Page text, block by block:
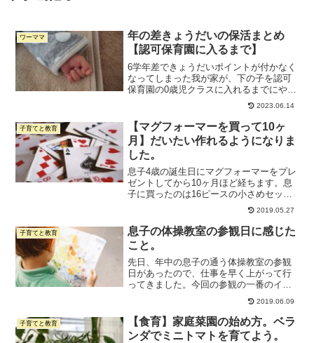
ワーママ
年の差きょうだいの保活まとめ
【認可保育園に入るまで】
6学年差できょうだいポイントが付かなく
なってしまった我が家が、下の子を認可
保育園の0歳児クラスに入れるまでにやっ
2023.06.14
子育てと教育
【マグフォーマーを買って10ヶ
月】だいたい作れるようになりま
した。
息子4歳の誕生日にマグフォーマーをプレ
ゼントしてから10ヶ月ほど経ちます。息
子に買ったのは16ピースの小さめセッ
ト。最初は難しかったようであまり遊び
たがらなかったのですが、最近はひとり
で難しい形にもトライするようになって
きました。毎日、毎週...
2019.05.27
子育てと教育
息子の体操教室の参観日に感じた
こと。
先日、年中の息子の通う体操教室の参観
日があったので、仕事を早く上がって行
ってきました。今回の参観の一番のイベ
ントは鉄棒での「前回り」です。息子は
緊張しながらも、2回あった順番のうち2
回とも上手に回れて、私は涙腺崩壊。笑
前回半年ほど前に参観し...
2019.06.09
子育てと教育
【食育】家庭菜園の始め方。ベラ
ンダでミニトマトを育てよう。